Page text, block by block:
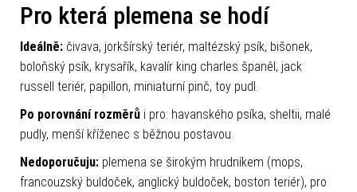
Pro která plemena se hodí
Ideálně: čivava, jorkšírský teriér, maltézský psík, bišonek,
boloňský psík, krysařík, kavalír king charles španěl, jack
russell teriér, papillon, miniaturní pinč, toy pudl.
Po porovnání rozměrů i pro: havanského psíka, sheltii, malé
pudly, menší kříženec s běžnou postavou.
Nedoporučuju: plemena se širokým hrudníkem (mops,
francouzský buldoček, anglický buldoček, boston teriér), pro